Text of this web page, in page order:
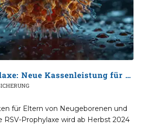
RSV-Prophylaxe: Neue Kassenleistung für Babys ab Herbst 2024
für Eltern von Neugeborenen und
RSV-Prophylaxe wird ab Herbst 2024